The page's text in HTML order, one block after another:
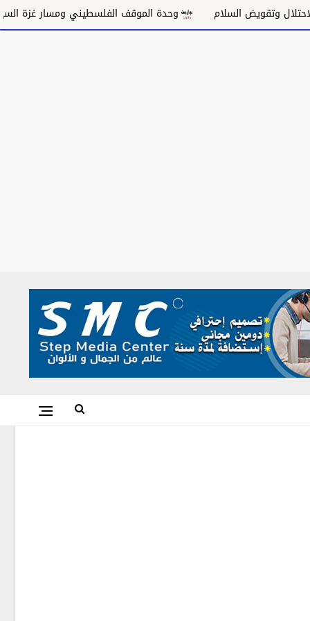
السلام وحدة الموقف الفلسطيني ومسار غزة السياسي